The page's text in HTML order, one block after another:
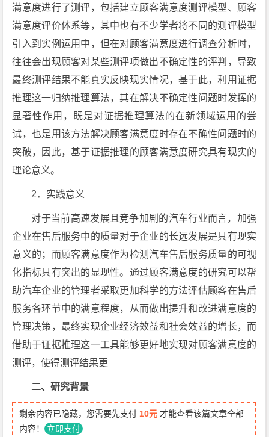
满意度进行了测评，包括建立顾客满意度测评模型、顾客
满意度评价体系等，其中也有不少学者将不同的测评模型
引入到实例运用中，但在对顾客满意度进行调查分析时，
往往会出现顾客对某些测评项做出不确定性的评判，导致
最终测评结果不能真实反映现实情况，基于此，利用证据
推理这一归纳推理算法，其在解决不确定性问题时发挥的
显著性作用，既是对证据推理算法的在新领域运用的尝
试，也是用该方法解决顾客满意度时存在不确性问题时的
突破，因此，基于证据推理的顾客满意度研究具有现实的
理论意义。
2．实践意义
对于当前高速发展且竞争加剧的汽车行业而言，加强
企业在售后服务中的质量对于企业的长远发展是具有现实
意义的；而顾客满意度作为检测汽车售后服务质量的可视
化指标具有突出的显现性。通过顾客满意度的研究可以帮
助汽车企业的管理者采取更加科学的方法评估顾客在售后
服务各环节中的满意程度，从而做出提升和改进满意度的
管理决策，最终实现企业经济效益和社会效益的增长，而
借助于证据推理这一工具能够更好地实现对顾客满意度的
测评，使得测评结果更
二、研究背景
剩余内容已隐藏，您需要先支付 10元 才能查看该篇文章全部
内容！ 立即支付